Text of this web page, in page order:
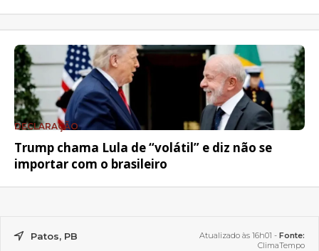
DECLARAÇÃO
Trump chama Lula de “volátil” e diz não se
importar com o brasileiro
Patos, PB Atualizado às 16h01 - Fonte:
ClimaTempo